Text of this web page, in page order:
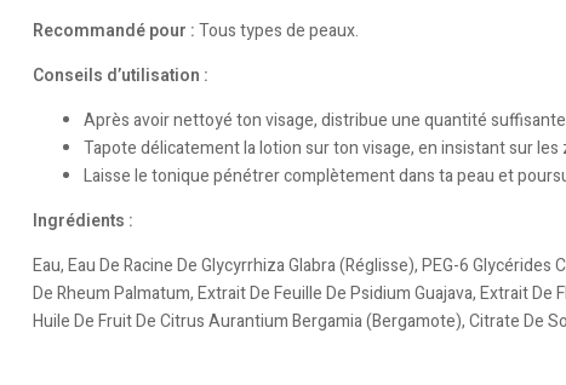
Recommandé pour :Tous types de peaux.
Conseils d’utilisation :
Après avoir nettoyé ton visage, distribue une quantité
Tapote délicatement la lotion sur ton visage, en insistant sur
Laisse le tonique pénétrer complètement dans ta peau et
Ingrédients :
Eau, Eau De Racine De Glycyrrhiza Glabra (Réglisse), PEG-6
De Rheum Palmatum, Extrait De Feuille De Psidium Guajava, Extrait
Huile De Fruit De Citrus Aurantium Bergamia (Bergamote), Citrate De